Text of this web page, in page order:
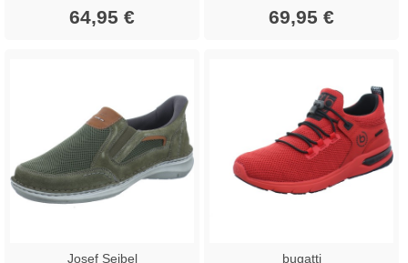
64,95 € 69,95 €
Josef Seibel bugatti